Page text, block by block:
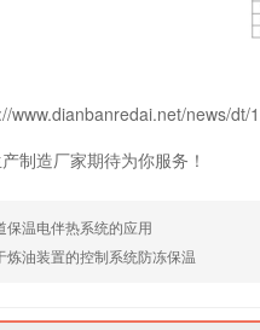
www.dianbanredai.net/news/dt/
制造厂家期待为你服务！
保温电伴热系统的应用
炼油装置的控制系统防冻保温